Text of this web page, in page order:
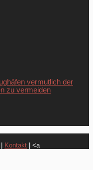
vermutlich der
zu vermeiden
Kontakt | <a